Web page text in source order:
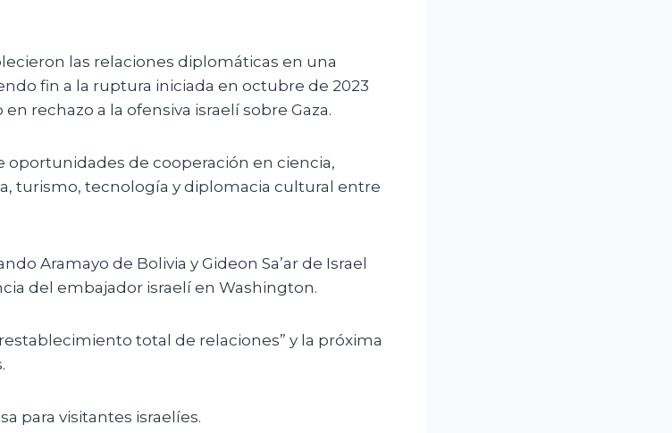
las relaciones diplomáticas en una
fin a la ruptura iniciada en octubre de 2023
rechazo a la ofensiva israelí sobre Gaza.
oportunidades de cooperación en ciencia,
turismo, tecnología y diplomacia cultural entre
Aramayo de Bolivia y Gideon Sa’ar de Israel
del embajador israelí en Washington.
total de relaciones” y la próxima
para visitantes israelíes.